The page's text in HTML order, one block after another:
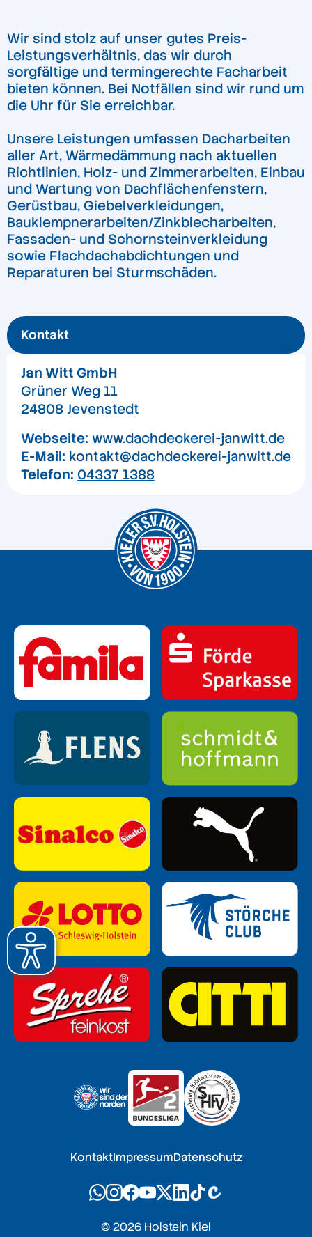
Wir sind stolz auf unser gutes Preis-
Leistungsverhältnis, das wir durch
sorgfältige und termingerechte Facharbeit
bieten können. Bei Notfällen sind wir rund um
die Uhr für Sie erreichbar.
Unsere Leistungen umfassen Dacharbeiten
aller Art, Wärmedämmung nach aktuellen
Richtlinien, Holz- und Zimmerarbeiten, Einbau
und Wartung von Dachflächenfenstern,
Gerüstbau, Giebelverkleidungen,
Bauklempnerarbeiten/Zinkblecharbeiten,
Fassaden- und Schornsteinverkleidung
sowie Flachdachabdichtungen und
Reparaturen bei Sturmschäden.
Kontakt
Jan Witt GmbH
Grüner Weg 11
24808 Jevenstedt
Webseite: www.dachdeckerei-janwitt.de
E-Mail: kontakt@dachdeckerei-janwitt.de
Telefon: 04337 1388
© 2026 Holstein Kiel
KontaktImpressumDatenschutz